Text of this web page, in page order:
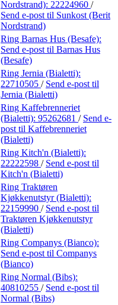
Nordstrand): 22224960 /
Send e-post til Sunkost (Berit
Nordstrand)
Ring Barnas Hus (Besafe):
Send e-post til Barnas Hus
(Besafe)
Ring Jernia (Bialetti):
22710505 / Send e-post til
Jernia (Bialetti)
Ring Kaffebrenneriet
(Bialetti): 95262681 / Send e-
post til Kaffebrenneriet
(Bialetti)
Ring Kitch'n (Bialetti):
22222598 / Send e-post til
Kitch'n (Bialetti)
Ring Traktøren
Kjøkkenutstyr (Bialetti):
22159990 / Send e-post til
Traktøren Kjøkkenutstyr
(Bialetti)
Ring Companys (Bianco):
Send e-post til Companys
(Bianco)
Ring Normal (Bibs):
40810255 / Send e-post til
Normal (Bibs)